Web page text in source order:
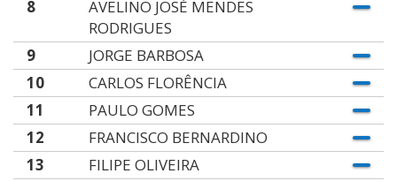
8
AVELINO JOSÉ MENDES
RODRIGUES
9
JORGE BARBOSA
10
CARLOS FLORÊNCIA
11
PAULO GOMES
12
FRANCISCO BERNARDINO
13
FILIPE OLIVEIRA